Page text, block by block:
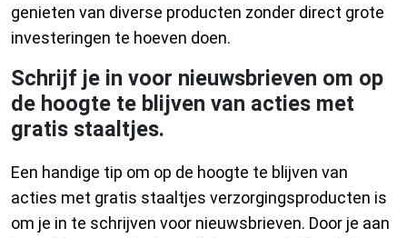
genieten van diverse producten zonder direct grote
investeringen te hoeven doen.
Schrijf je in voor nieuwsbrieven om op
de hoogte te blijven van acties met
gratis staaltjes.
Een handige tip om op de hoogte te blijven van
acties met gratis staaltjes verzorgingsproducten is
om je in te schrijven voor nieuwsbrieven. Door je aan